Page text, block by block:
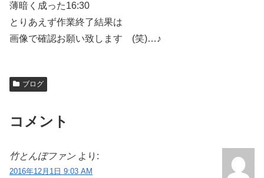
薄暗く成った16:30
とりあえず作業終了結果は
画像で確認お願い致します (笑)…♪
ブログ
コメント
竹とんぼファン より:
2016年12月1日 9:03 AM